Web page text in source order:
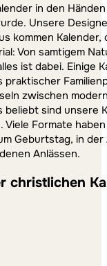
in den
Unsere
kommen
Von samtigem
ist dabei. Einige
praktischer
zwischen
sind unsere
Formate
Geburtstag, in
Anlässen.
christlichen